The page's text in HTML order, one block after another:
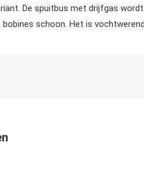
De spuitbus met drijfgas
schoon. Het is